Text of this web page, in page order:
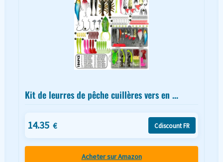
Kit de leurres de pêche cuillères vers en ...
14.35 € Cdiscount FR
Acheter sur Amazon